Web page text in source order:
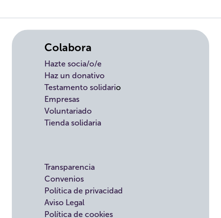
Transparencia
Convenios
Política de privacidad
Aviso Legal
Política de cookies
Colabora
Hazte socia/o/e
Haz un donativo
Testamento solidario
Empresas
Voluntariado
Tienda solidaria